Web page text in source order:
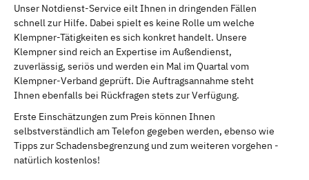
Unser Notdienst-Service eilt Ihnen in dringenden Fällen
schnell zur Hilfe. Dabei spielt es keine Rolle um welche
Klempner-Tätigkeiten es sich konkret handelt. Unsere
Klempner sind reich an Expertise im Außendienst,
zuverlässig, seriös und werden ein Mal im Quartal vom
Klempner-Verband geprüft. Die Auftragsannahme steht
Ihnen ebenfalls bei Rückfragen stets zur Verfügung.
Erste Einschätzungen zum Preis können Ihnen
selbstverständlich am Telefon gegeben werden, ebenso wie
Tipps zur Schadensbegrenzung und zum weiteren vorgehen -
natürlich kostenlos!